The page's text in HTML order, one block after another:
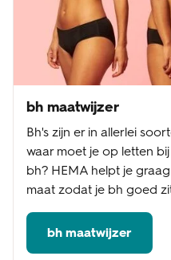
bh maatwijzer
Bh's zijn er in allerlei
waar moet je op letten
bh? HEMA helpt je
maat zodat je bh goed
bh maatwijzer